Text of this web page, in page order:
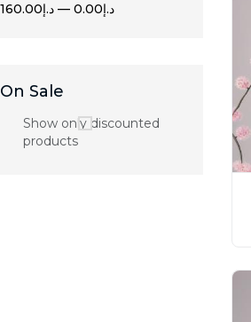
د.إ0.00 — د.إ160.00
On Sale
Show only discounted
products